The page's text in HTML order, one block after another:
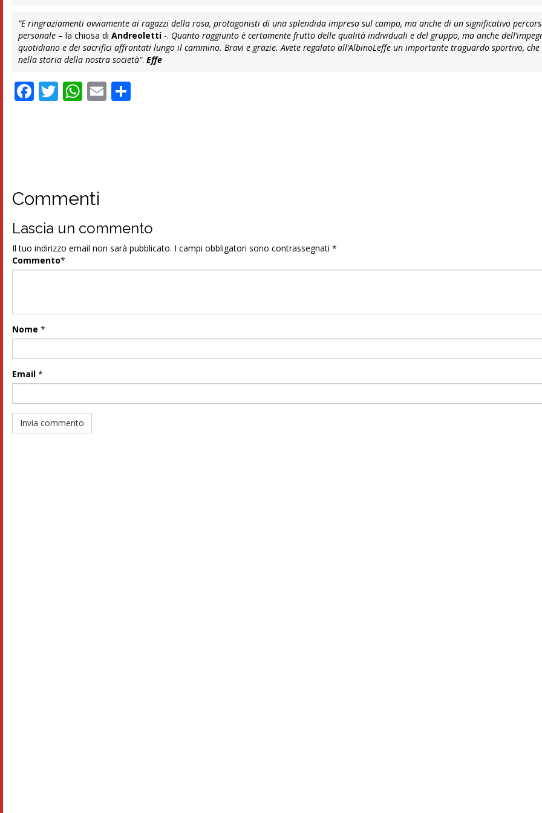
“E ringraziamenti ovviamente ai ragazzi della rosa, protagonisti di una splendida impresa sul campo, ma anche di un significativo
personale – la chiosa diAndreoletti -. Quanto raggiunto è certamente frutto delle qualità individuali e del gruppo, ma anche
quotidiano e dei sacrifici affrontati lungo il cammino. Bravi e grazie. Avete regalato all’AlbinoLeffe un importante traguardo sportivo,
nella storia della nostra società”.Effe
Facebook
Twitter
WhatsApp
Email
Commenti
Lascia un commento
Il tuo indirizzo email non sarà pubblicato. I campi obbligatori sono contrassegnati*
Commento*
Nome *
Email *